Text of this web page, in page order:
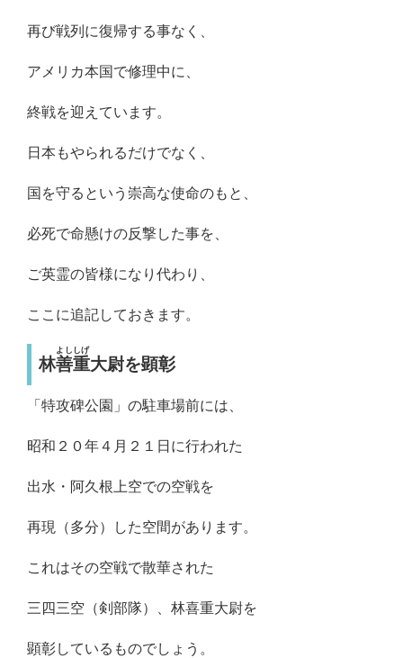
再び戦列に復帰する事なく、
アメリカ本国で修理中に、
終戦を迎えています。
日本もやられるだけでなく、
国を守るという崇高な使命のもと、
必死で命懸けの反撃した事を、
ご英霊の皆様になり代わり、
ここに追記しておきます。
林善重
よししげ
大尉を顕彰
「特攻碑公園」の駐車場前には、
昭和２０年４月２１日に行われた
出水・阿久根上空での空戦を
再現（多分）した空間があります。
これはその空戦で散華された
三四三空（剣部隊）、林喜重大尉を
顕彰しているものでしょう。